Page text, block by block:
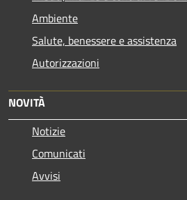
Ambiente
Salute, benessere e assistenza
Autorizzazioni
NOVITÀ
Notizie
Comunicati
Avvisi